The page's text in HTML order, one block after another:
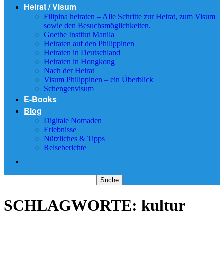
Heirat / Visum
Filipina heiraten – Alle Schritte zur Heirat, zum Visum
sowie den Besuchsmöglichkeiten.
Goethe Institut Manila
Heiraten auf den Philippinen
Heiraten in Deutschland
Heiraten in Hongkong
Nach der Heirat
Visum Philippinen – ein Überblick
Schengenvisum
E-Books
Blog
Digitale Nomaden
Erlebnisse
Nützliches & Tipps
Reiseberichte
SCHLAGWORTE: kultur